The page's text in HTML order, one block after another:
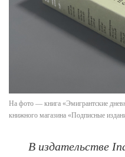
На фото — книга «Эмигрантские
книжного магазина «Подписные
В издательстве